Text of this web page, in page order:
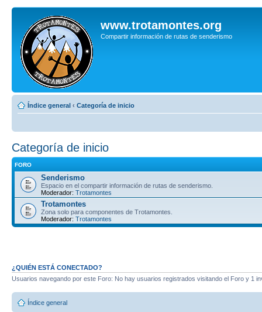
www.trotamontes.org
Compartir información de rutas de senderismo
Índice general ‹ Categoría de inicio
Categoría de inicio
FORO
Senderismo
Espacio en el compartir información de rutas de senderismo.
Moderador: Trotamontes
Trotamontes
Zona solo para componentes de Trotamontes.
Moderador: Trotamontes
¿QUIÉN ESTÁ CONECTADO?
Usuarios navegando por este Foro: No hay usuarios registrados visitando el Foro y 1
Índice general